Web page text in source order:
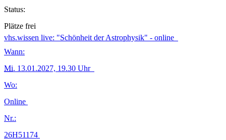
Status:
Plätze frei
vhs.wissen live: "Schönheit der Astrophysik" - online
Wann:
Mi. 13.01.2027, 19.30 Uhr
Wo:
Online
Nr.:
26H51174